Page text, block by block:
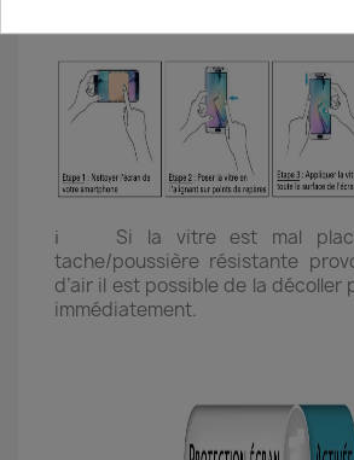
ℹ️ Si la vitre est mal
tache/poussière résistante
d’air il est possible de la décoller
immédiatement.